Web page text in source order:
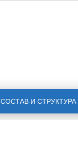
СОСТАВ И СТРУКТУРА